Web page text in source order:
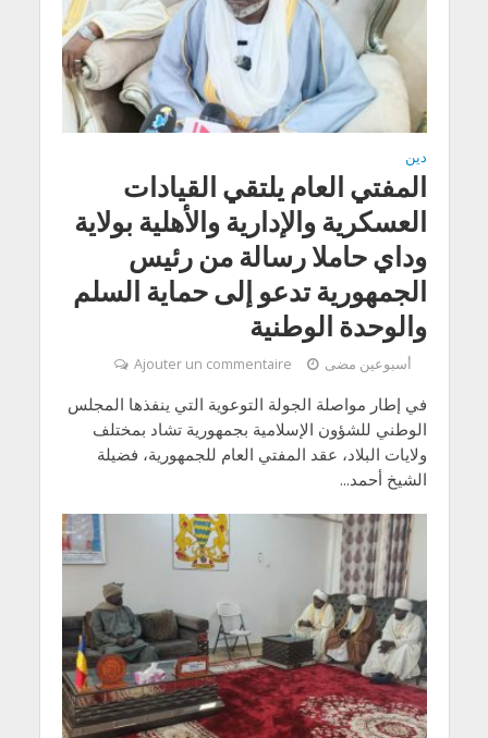
دين
المفتي العام يلتقي القيادات
العسكرية والإدارية والأهلية بولاية
وداي حاملا رسالة من رئيس
الجمهورية تدعو إلى حماية السلم
والوحدة الوطنية
أسبوعين مضى Ajouter un commentaire
في إطار مواصلة الجولة التوعوية التي ينفذها المجلس
الوطني للشؤون الإسلامية بجمهورية تشاد بمختلف
ولايات البلاد، عقد المفتي العام للجمهورية، فضيلة
الشيخ أحمد...